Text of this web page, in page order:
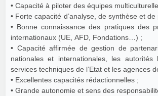
• Capacité à piloter des équipes
• Forte capacité d’analyse, de synthèse et
• Bonne connaissance des pratiques des
internationaux (UE, AFD, Fondations…) ;
• Capacité affirmée de gestion de
nationales et internationales, les autorités
services techniques de l’Etat et les agences
• Excellentes capacités rédactionnelles ;
• Grande autonomie et sens des